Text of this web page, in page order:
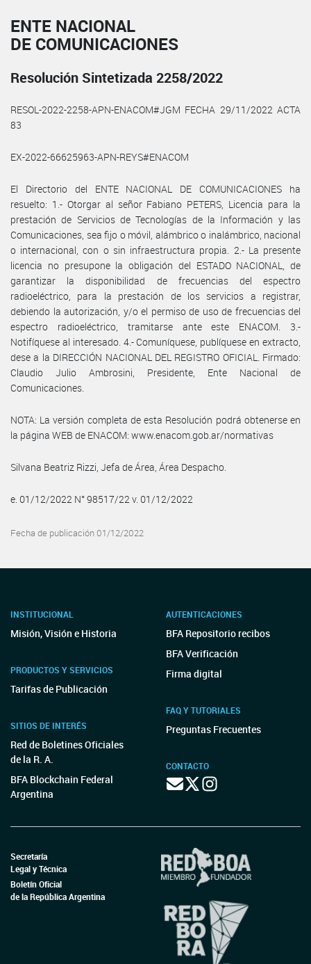
ENTE NACIONAL
DE COMUNICACIONES
Resolución Sintetizada 2258/2022
RESOL-2022-2258-APN-ENACOM#JGM FECHA 29/11/2022 ACTA
83
EX-2022-66625963-APN-REYS#ENACOM
El Directorio del ENTE NACIONAL DE COMUNICACIONES ha
resuelto: 1.- Otorgar al señor Fabiano PETERS, Licencia para la
prestación de Servicios de Tecnologías de la Información y las
Comunicaciones, sea fijo o móvil, alámbrico o inalámbrico, nacional
o internacional, con o sin infraestructura propia. 2.- La presente
licencia no presupone la obligación del ESTADO NACIONAL, de
garantizar la disponibilidad de frecuencias del espectro
radioeléctrico, para la prestación de los servicios a registrar,
debiendo la autorización, y/o el permiso de uso de frecuencias del
espectro radioeléctrico, tramitarse ante este ENACOM. 3.-
Notifíquese al interesado. 4.- Comuníquese, publíquese en extracto,
dese a la DIRECCIÓN NACIONAL DEL REGISTRO OFICIAL. Firmado:
Claudio Julio Ambrosini, Presidente, Ente Nacional de
Comunicaciones.
NOTA: La versión completa de esta Resolución podrá obtenerse en
la página WEB de ENACOM: www.enacom.gob.ar/normativas
Silvana Beatriz Rizzi, Jefa de Área, Área Despacho.
e. 01/12/2022 N° 98517/22 v. 01/12/2022
Fecha de publicación 01/12/2022
INSTITUCIONAL
Misión, Visión e Historia
PRODUCTOS Y SERVICIOS
Tarifas de Publicación
SITIOS DE INTERÉS
Red de Boletines Oficiales
de la R. A.
BFA Blockchain Federal
Argentina
AUTENTICACIONES
BFA Repositorio recibos
BFA Verificación
Firma digital
FAQ Y TUTORIALES
Preguntas Frecuentes
CONTACTO
Secretaría
Legal y Técnica
Boletín Oficial
de la República Argentina